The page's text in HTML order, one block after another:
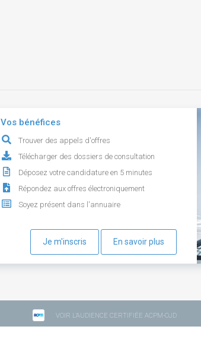
Vos bénéfices
Trouver des appels d'offres
Télécharger des dossiers de consultation
Déposez votre candidature en 5 minutes
Répondez aux offres électroniquement
Soyez présent dans l'annuaire
Je m'inscris En savoir plus
VOIR L'AUDIENCE CERTIFIÉE ACPM-OJD